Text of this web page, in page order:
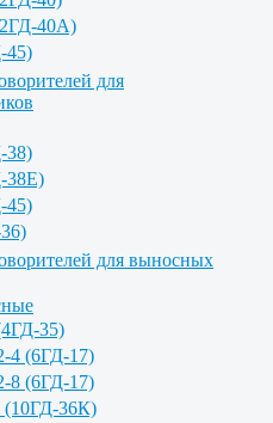
40А)
45)
для
38)
38Е)
45)
для выносных
35)
4 (6ГД-17)
8 (6ГД-17)
36К)